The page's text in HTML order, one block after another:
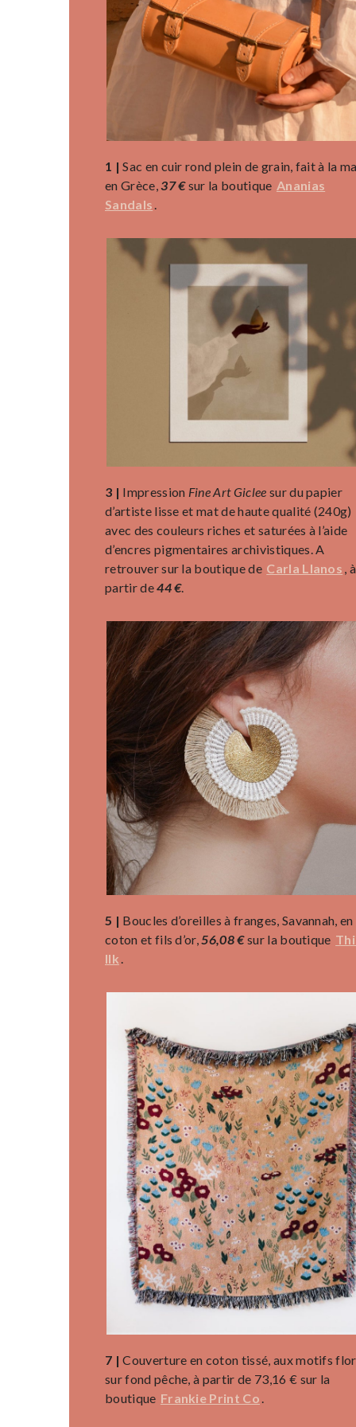
1 | Sac en cuir rond plein de grain, fait à la
en Grèce,37 €sur la boutique Ananias
Sandals
3 | Impression Fine Art Giclee sur du papier
d’artiste lisse et mat de haute qualité (240g)
avec des couleurs riches et saturées à l’aide
d’encres pigmentaires archivistiques. A
retrouver sur la boutique de Carla Llanos , à
partir de44 €.
5 | Boucles d’oreilles à franges, Savannah, en
coton et fils d’or, 56,08 €sur la boutique
Ilk
7 |Couverture en coton tissé, aux motifs
sur fond pêche, à partir de 73,16 € sur la
boutique Frankie Print Co